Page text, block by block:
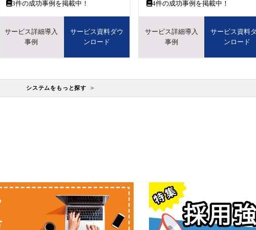
3件の成功事例を掲載中！
サービス詳細導入
事例
サービス資料ダウ
ンロード
4件の成功事例を掲載中！
サービス詳細導入
事例
サービス資料
ンロード
システムをもっと探す >